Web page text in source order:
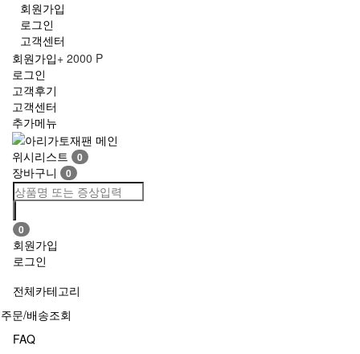
회원가입
로그인
고객센터
회원가입+ 2000 P
로그인
고객후기
고객센터
추가메뉴
Toggle
navigation
위시리스트 0
장바구니 0
0
회원가입
로그인
전체카테고리
주문/배송조회
FAQ